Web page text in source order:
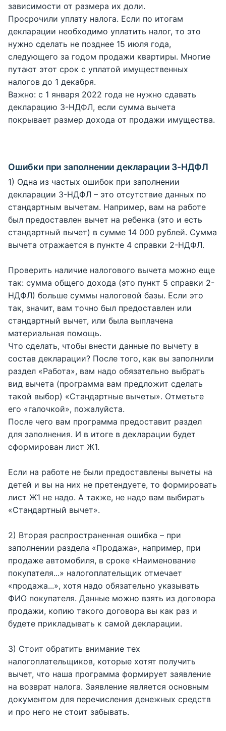
зависимости от размера их доли.
Просрочили уплату налога. Если по итогам
декларации необходимо уплатить налог, то это
нужно сделать не позднее 15 июля года,
следующего за годом продажи квартиры. Многие
путают этот срок с уплатой имущественных
налогов до 1 декабря.
Важно: с 1 января 2022 года не нужно сдавать
декларацию 3-НДФЛ, если сумма вычета
покрывает размер дохода от продажи имущества.
Ошибки при заполнении декларации 3-НДФЛ
1) Одна из частых ошибок при заполнении
декларации 3-НДФЛ – это отсутствие данных по
стандартным вычетам. Например, вам на работе
был предоставлен вычет на ребенка (это и есть
стандартный вычет) в сумме 14 000 рублей. Сумма
вычета отражается в пункте 4 справки 2-НДФЛ.
Проверить наличие налогового вычета можно еще
так: сумма общего дохода (это пункт 5 справки 2-
НДФЛ) больше суммы налоговой базы. Если это
так, значит, вам точно был предоставлен или
стандартный вычет, или была выплачена
материальная помощь.
Что сделать, чтобы внести данные по вычету в
состав декларации? После того, как вы заполнили
раздел «Работа», вам надо обязательно выбрать
вид вычета (программа вам предложит сделать
такой выбор) «Стандартные вычеты». Отметьте
его «галочкой», пожалуйста.
После чего вам программа предоставит раздел
для заполнения. И в итоге в декларации будет
сформирован лист Ж1.
Если на работе не были предоставлены вычеты на
детей и вы на них не претендуете, то формировать
лист Ж1 не надо. А также, не надо вам выбирать
«Стандартный вычет».
2) Вторая распространенная ошибка – при
заполнении раздела «Продажа», например, при
продаже автомобиля, в сроке «Наименование
покупателя...» налогоплательщик отмечает
«продажа...», хотя надо обязательно указывать
ФИО покупателя. Данные можно взять из договора
продажи, копию такого договора вы как раз и
будете прикладывать к самой декларации.
3) Стоит обратить внимание тех
налогоплательщиков, которые хотят получить
вычет, что наша программа формирует заявление
на возврат налога. Заявление является основным
документом для перечисления денежных средств
и про него не стоит забывать.